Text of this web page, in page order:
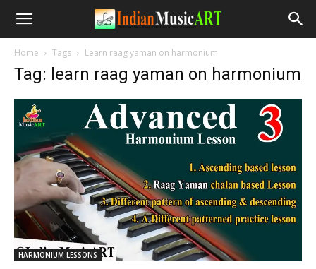
Home Tags Learn raag yaman on harmonium
Tag: learn raag yaman on harmonium
HARMONIUM LESSONS